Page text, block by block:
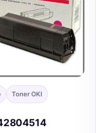
Toner OKI